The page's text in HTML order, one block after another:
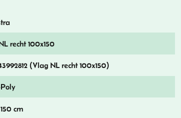
recht 100x150
(Vlag NL recht 100x150)
cm